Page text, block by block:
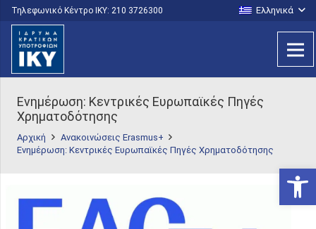
Τηλεφωνικό Κέντρο IKY: 210 3726300 Ελληνικά
Ενημέρωση: Κεντρικές Ευρωπαϊκές Πηγές
Χρηματοδότησης
Αρχική
Ανακοινώσεις Erasmus+
Ενημέρωση: Κεντρικές Ευρωπαϊκές Πηγές Χρηματοδότησης